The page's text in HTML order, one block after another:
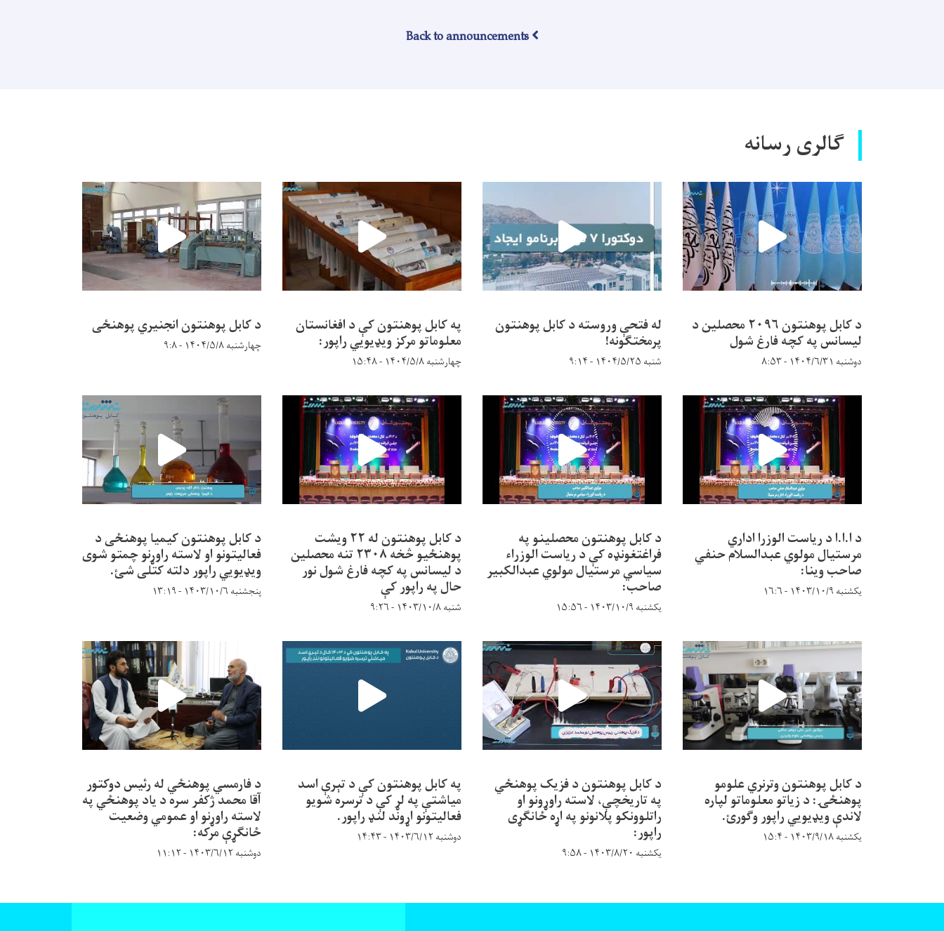
Back to announcements
گالری رسانه
د کابل پوهنتون ۲۰۹۶ محصلین د
لیسانس په کچه فارغ شول
دوشنبه ۱۴۰۴/۶/۳۱ - ۸:۵۳
له فتحې وروسته د کابل پوهنتون
پرمختګونه!
شنبه ۱۴۰۴/۵/۲۵ - ۹:۱۴
په کابل پوهنتون کې د افغانستان
معلوماتو مرکز ویډیويي راپور:
چهارشنبه ۱۴۰۴/۵/۸ - ۱۵:۴۸
د کابل پوهنتون انجنیري پوهنځی
چهارشنبه ۱۴۰۴/۵/۸ - ۹:۸
د ا.ا.ا د ریاست الوزرا اداري
مرستیال مولوي عبدالسلام حنفي
صاحب وینا:
یکشنبه ۱۴۰۳/۱۰/۹ - ۱۶:۶
د کابل پوهنتون محصلینو په
فراغتغونډه کې د ریاست الوزراء
سیاسي مرستیال مولوي عبدالکبیر
صاحب:
یکشنبه ۱۴۰۳/۱۰/۹ - ۱۵:۵۶
د کابل پوهنتون له ۲۲ ویشت
پوهنځیو څخه ۲۳۰۸ تنه محصلین
د لیسانس په کچه فارغ شول نور
حال په راپور کې
شنبه ۱۴۰۳/۱۰/۸ - ۹:۲۶
د کابل پوهنتون کیمیا پوهنځی د
فعالیتونو او لاسته راوړنو چمتو شوی
ویډیویي راپور دلته کتلی شئ.
پنجشنبه ۱۴۰۳/۱۰/۶ - ۱۳:۱۹
د کابل پوهنتون وترنري علومو
پوهنځۍ: د زیاتو معلوماتو لپاره
لاندې ویډیويي راپور وګورئ.
یکشنبه ۱۴۰۳/۹/۱۸ - ۱۵:۴
د کابل پوهنتون د فزیک پوهنځي
په تاریخچې، لاسته راوړونو او
راتلوونکو پلانونو په اړه ځانګړی
راپور:
یکشنبه ۱۴۰۳/۸/۲۰ - ۹:۵۸
په کابل پوهنتون کې د تېرې اسد
میاشتې په لړ کې د ترسره شویو
فعالیتونو اړوند لنډ راپور.
دوشنبه ۱۴۰۳/۶/۱۲ - ۱۴:۴۳
د فارمسي پوهنځي له رئیس دوکتور
آقا محمد ژکفر سره د یاد پوهنځي په
لاسته راوړنو او عمومي وضعیت
ځانګړې مرکه:
دوشنبه ۱۴۰۳/۶/۱۲ - ۱۱:۱۲